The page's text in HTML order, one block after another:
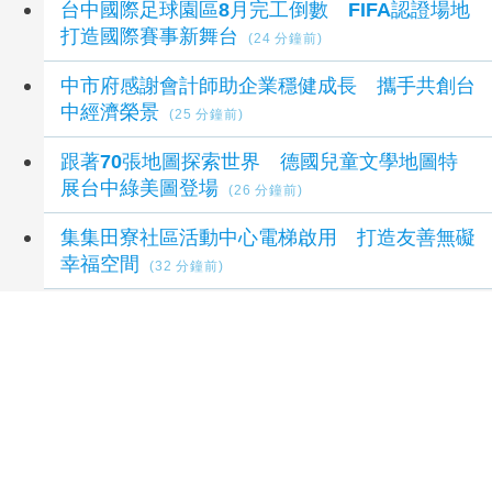
台中國際足球園區8月完工倒數 FIFA認證場地
打造國際賽事新舞台
(24 分鐘前)
中市府感謝會計師助企業穩健成長 攜手共創台
中經濟榮景
(25 分鐘前)
跟著70張地圖探索世界 德國兒童文學地圖特
展台中綠美圖登場
(26 分鐘前)
集集田寮社區活動中心電梯啟用 打造友善無礙
幸福空間
(32 分鐘前)